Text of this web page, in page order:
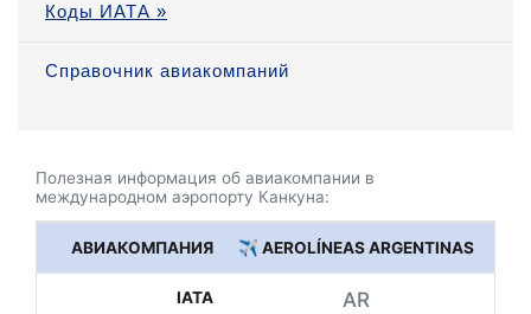
Коды ИАТА »
Справочник авиакомпаний
Полезная информация об авиакомпании в
международном аэропорту Канкуна:
✈️ AEROLÍNEAS ARGENTINAS
AR